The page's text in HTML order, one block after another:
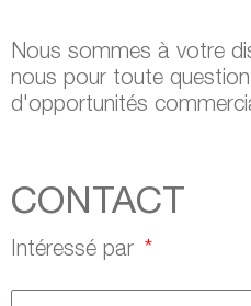
Nous sommes à votre
nous pour toute
d'opportunités
CONTACT
Intéressé par